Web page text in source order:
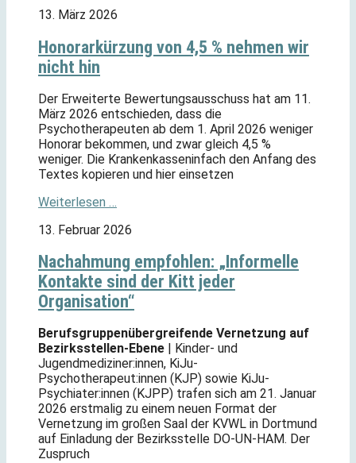
13. März 2026
Honorarkürzung von 4,5 % nehmen wir
nicht hin
Der Erweiterte Bewertungsausschuss hat am 11.
März 2026 entschieden, dass die
Psychotherapeuten ab dem 1. April 2026 weniger
Honorar bekommen, und zwar gleich 4,5 %
weniger. Die Krankenkasseninfach den Anfang des
Textes kopieren und hier einsetzen
Weiterlesen …
13. Februar 2026
Nachahmung empfohlen: „Informelle
Kontakte sind der Kitt jeder
Organisation“
Berufsgruppenübergreifende Vernetzung auf
Bezirksstellen-Ebene | Kinder- und
Jugendmediziner:innen, KiJu-
Psychotherapeut:innen (KJP) sowie KiJu-
Psychiater:innen (KJPP) trafen sich am 21. Januar
2026 erstmalig zu einem neuen Format der
Vernetzung im großen Saal der KVWL in Dortmund
auf Einladung der Bezirksstelle DO-UN-HAM. Der
Zuspruch